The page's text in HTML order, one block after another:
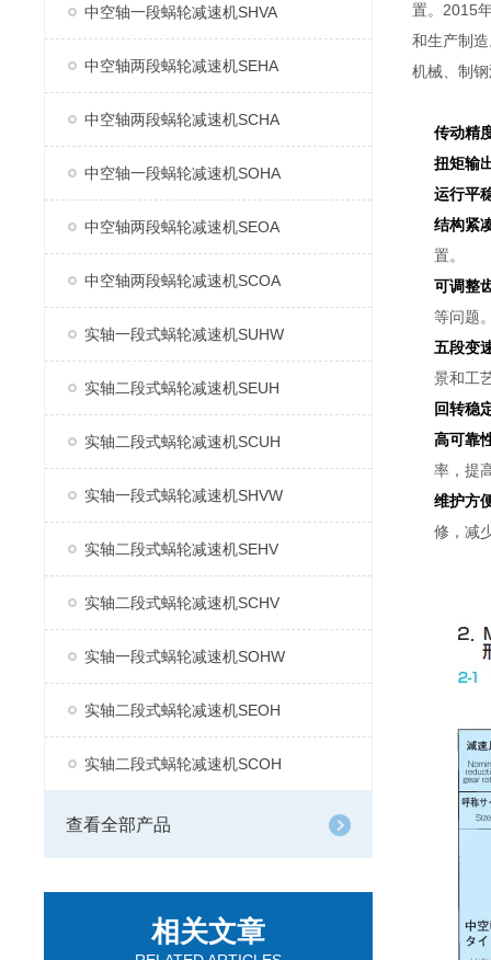
中空轴一段蜗轮减速机SHVA
中空轴两段蜗轮减速机SEHA
中空轴两段蜗轮减速机SCHA
中空轴一段蜗轮减速机SOHA
中空轴两段蜗轮减速机SEOA
中空轴两段蜗轮减速机SCOA
实轴一段式蜗轮减速机SUHW
实轴二段式蜗轮减速机SEUH
实轴二段式蜗轮减速机SCUH
实轴一段式蜗轮减速机SHVW
实轴二段式蜗轮减速机SEHV
实轴二段式蜗轮减速机SCHV
实轴一段式蜗轮减速机SOHW
实轴二段式蜗轮减速机SEOH
实轴二段式蜗轮减速机SCOH
查看全部产品
相关文章
置。2015
和生产制
机械、制
传动精
扭矩输
运行平
结构紧
置。
可调整
等问题
五段变
景和工
回转稳
高可靠
率，提
维护方
修，减